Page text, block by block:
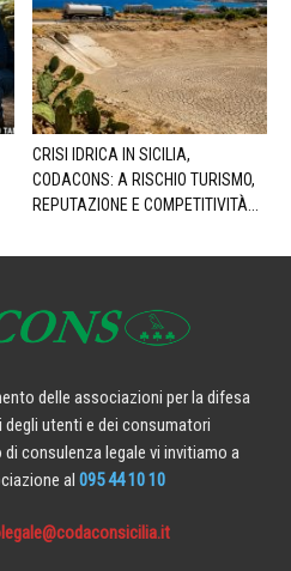
CRISI IDRICA IN SICILIA,
CODACONS: A RISCHIO TURISMO,
REPUTAZIONE E COMPETITIVITÀ...
delle associazioni per la difesa
utenti e dei consumatori
consulenza legale vi invitiamo a
al 095 44 10 10